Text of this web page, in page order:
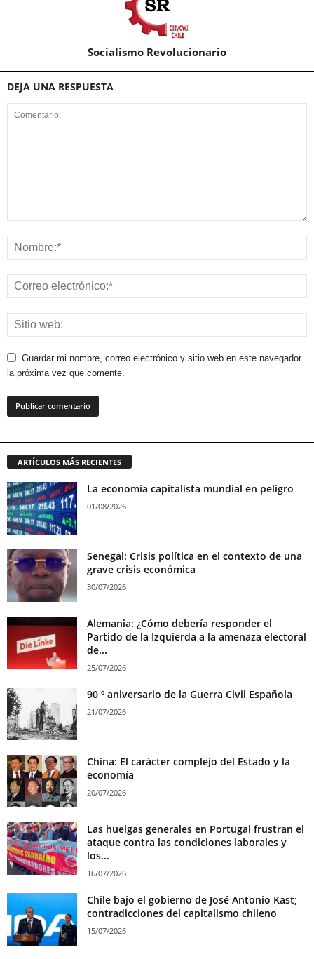
Socialismo Revolucionario
DEJA UNA RESPUESTA
Guardar mi nombre, correo electrónico y sitio web en este navegador
la próxima vez que comente.
ARTÍCULOS MÁS RECIENTES
La economía capitalista mundial en peligro
01/08/2026
Senegal: Crisis política en el contexto de una
grave crisis económica
30/07/2026
Alemania: ¿Cómo debería responder el
Partido de la Izquierda a la amenaza electoral
de...
25/07/2026
90 º aniversario de la Guerra Civil Española
21/07/2026
China: El carácter complejo del Estado y la
economía
20/07/2026
Las huelgas generales en Portugal frustran el
ataque contra las condiciones laborales y
los...
16/07/2026
Chile bajo el gobierno de José Antonio Kast;
contradicciones del capitalismo chileno
15/07/2026